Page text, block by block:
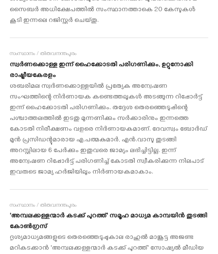
സൈബര്‍ അധിക്ഷേപത്തില്‍ സംസ്ഥാനത്താകെ 20 കേസുകള്‍
കൂടി ഇന്നലെ റജിസ്റ്റര്‍ ചെയ്തു.
സംസ്ഥാനം / തിരുവനന്തപുരം
സ്വര്‍ണക്കൊള്ള ഇന്ന് ഹൈക്കോടതി പരിഗണിക്കും, ഉറ്റുനോക്കി
രാഷ്ട്രീയകേരളം
ശബരിമല സ്വര്‍ണക്കൊള്ളയില്‍ പ്രത്യേക അന്വേഷണ
സംഘത്തിന്റെ നിര്‍ണായക കണ്ടെത്തലുകള്‍ അടങ്ങുന്ന റിപ്പോര്‍ട്ട്
ഇന്ന് ഹൈക്കോടതി പരിഗണിക്കും. തദ്ദേശ തെരഞ്ഞെടുപ്പിന്റെ
പശ്ചാത്തലത്തില്‍ ഇടതു മുന്നണിക്കും സര്‍ക്കാരിനും ഇന്നത്തെ
കോടതി നിരീക്ഷണം വളരെ നിര്‍ണായകമാണ്. ദേവസ്വം ബോര്‍ഡ്
മുന്‍ പ്രസിഡന്റുമാരായ എ.പത്മകുമാര്‍, എന്‍.വാസു തുടങ്ങി
അറസ്റ്റിലായ 6 പേര്‍ക്കും ഇതുവരെ ജാമ്യം ലഭിച്ചിട്ടില്ല. ഇന്ന്
അന്വേഷണ റിപ്പോര്‍ട്ട് പരിഗണിച്ച് കോടതി സ്വീകരിക്കുന്ന നിലപാട്
ഇവരുടെ ജാമ്യ ഹര്‍ജിയിലും നിര്‍ണായകമാകാം.
സംസ്ഥാനം / തിരുവനന്തപുരം
'അമ്പലക്കള്ളന്മാര്‍ കടക്ക് പുറത്ത്' സമൂഹ മാധ്യമ കാമ്പയിന്‍ തുടങ്ങി
കോണ്‍ഗ്രസ്
ദൃശ്യമാധ്യമങ്ങളുടെ തെരഞ്ഞെടുപ്പുകാല രാഹുല്‍ മാങ്കൂട്ട അജണ്ട
മറികടക്കാന്‍ 'അമ്പലക്കള്ളന്മാര്‍ കടക്ക് പുറത്ത്' സോഷ്യല്‍ മീഡിയ